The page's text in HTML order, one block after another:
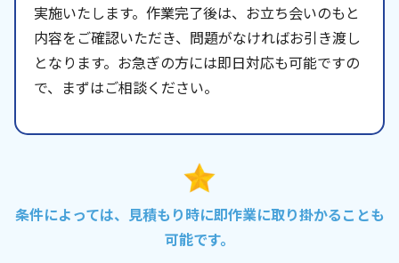
実施いたします。作業完了後は、お立ち会いのもと
内容をご確認いただき、問題がなければお引き渡し
となります。お急ぎの方には即日対応も可能ですの
で、まずはご相談ください。
条件によっては、見積もり時に即作業に取り掛かることも
可能です。